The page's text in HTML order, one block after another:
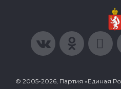
© 2005-2026, Партия «Единая